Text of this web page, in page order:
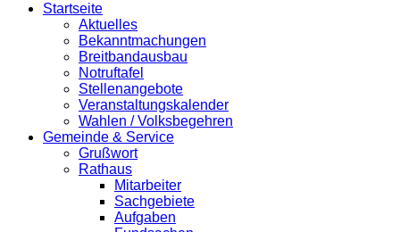
Startseite
Aktuelles
Bekanntmachungen
Breitbandausbau
Notruftafel
Stellenangebote
Veranstaltungskalender
Wahlen / Volksbegehren
Gemeinde & Service
Grußwort
Rathaus
Mitarbeiter
Sachgebiete
Aufgaben